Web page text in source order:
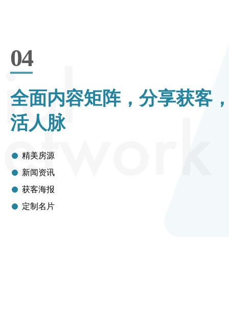
04
全面内容矩阵，分享获客
活人脉
精美房源
新闻资讯
获客海报
定制名片